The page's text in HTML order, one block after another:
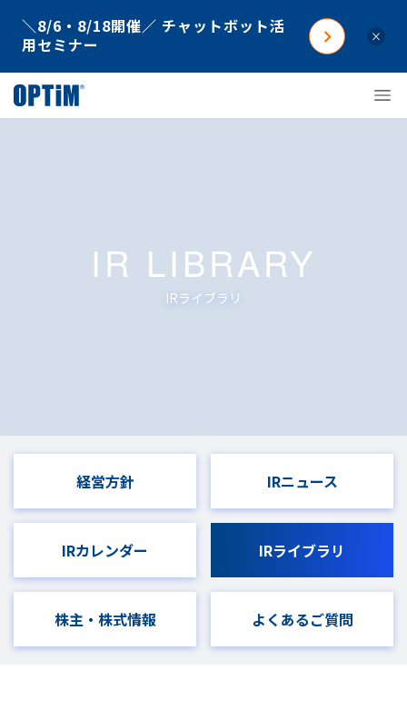
＼8/6・8/18開催／ チャットボット活
用セミナー
×
IR LIBRARY
IRライブラリ
経営方針 IRニュース
IRカレンダー IRライブラリ
株主・株式情報 よくあるご質問